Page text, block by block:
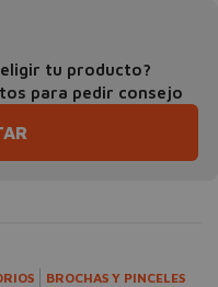
tu producto?
para pedir consejo
BROCHAS Y PINCELES